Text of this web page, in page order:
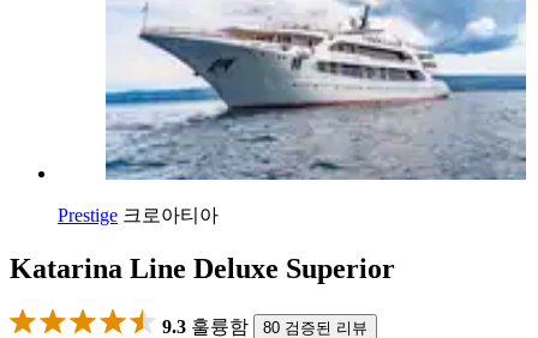
Prestige 크로아티아
Katarina Line Deluxe Superior
9.3 훌륭함 80 검증된 리뷰